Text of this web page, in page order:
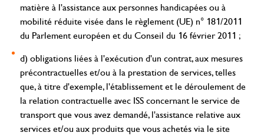
matière à l'assistance aux personnes handicapées ou à
mobilité réduite visée dans le règlement (UE) n° 181/2011
du Parlement européen et du Conseil du 16 février 2011 ;
d) obligations liées à l'exécution d'un contrat, aux mesures
précontractuelles et/ou à la prestation de services, telles
que, à titre d'exemple, l'établissement et le déroulement de
la relation contractuelle avec ISS concernant le service de
transport que vous avez demandé, l'assistance relative aux
services et/ou aux produits que vous achetés via le site